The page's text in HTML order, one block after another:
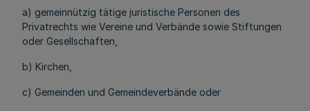
a) gemeinnützig tätige juristische Personen des
Privatrechts wie Vereine und Verbände sowie Stiftungen
oder Gesellschaften,
b) Kirchen,
c) Gemeinden und Gemeindeverbände oder